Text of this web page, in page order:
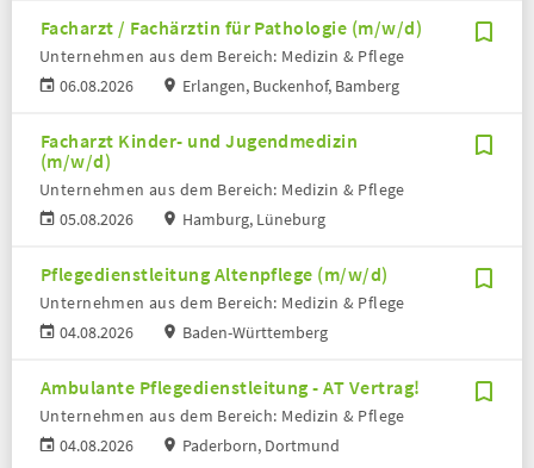
Facharzt / Fachärztin für Pathologie (m/w/d)
06.08.2026
Unternehmen aus dem Bereich: Medizin & Pflege
Erlangen, Buckenhof, Bamberg
Facharzt Kinder- und Jugendmedizin
(m/w/d)
05.08.2026
Unternehmen aus dem Bereich: Medizin & Pflege
Hamburg, Lüneburg
Pflegedienstleitung Altenpflege (m/w/d)
04.08.2026
Unternehmen aus dem Bereich: Medizin & Pflege
Baden-Württemberg
Ambulante Pflegedienstleitung - AT Vertrag!
04.08.2026
Unternehmen aus dem Bereich: Medizin & Pflege
Paderborn, Dortmund